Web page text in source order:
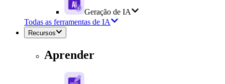
Geração de IA
Todas as ferramentas de IA
Recursos
Aprender